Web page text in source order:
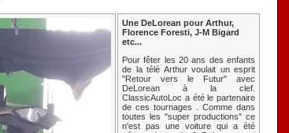
Une DeLorean pour Arthur,
Florence Foresti, J-M Bigard
etc...
Pour fêter les 20 ans des enfants
de la télé Arthur voulait un esprit
"Retour vers le Futur" avec
DeLorean à la clef.
ClassicAutoLoc a été le partenaire
de ces tournages . Comme dans
toutes les "super productions" ce
n'est pas une voiture qui a été